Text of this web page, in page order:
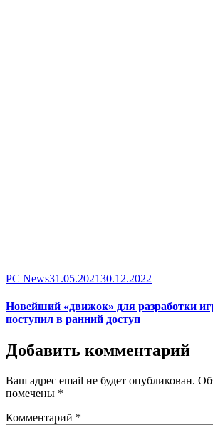
Category
PC NewsPosted
31.05.202130.12.2022
Новейший «движок» для разработки
поступил в ранний доступ
Добавить комментарий
Ваш адрес email не будет опубликован.
помечены *
Комментарий *